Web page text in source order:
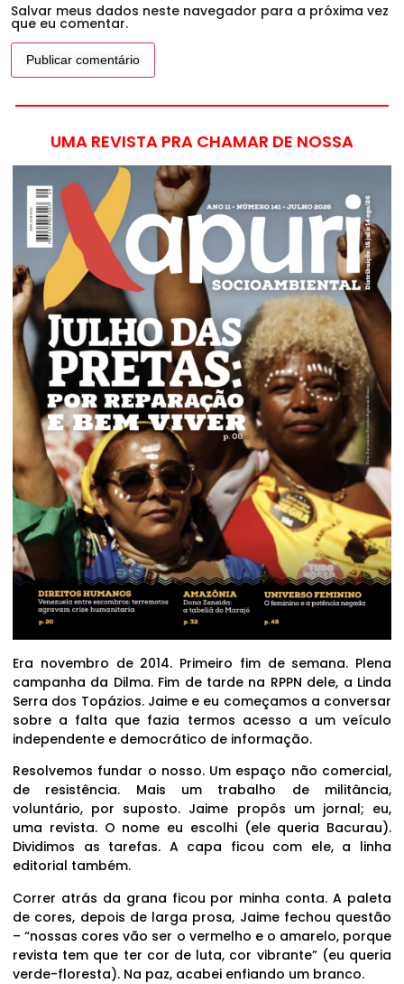
Salvar meus dados neste navegador para a próxima vez
que eu comentar.
UMA REVISTA PRA CHAMAR DE NOSSA
Era novembro de 2014. Primeiro fim de semana. Plena
campanha da Dilma. Fim de tarde na RPPN dele, a Linda
Serra dos Topázios. Jaime e eu começamos a conversar
sobre a falta que fazia termos acesso a um veículo
independente e democrático de informação.
Resolvemos fundar o nosso. Um espaço não comercial,
de resistência. Mais um trabalho de militância,
voluntário, por suposto. Jaime propôs um jornal; eu,
uma revista. O nome eu escolhi (ele queria Bacurau).
Dividimos as tarefas. A capa ficou com ele, a linha
editorial também.
Correr atrás da grana ficou por minha conta. A paleta
de cores, depois de larga prosa, Jaime fechou questão
– “nossas cores vão ser o vermelho e o amarelo, porque
revista tem que ter cor de luta, cor vibrante” (eu queria
verde-floresta). Na paz, acabei enfiando um branco.